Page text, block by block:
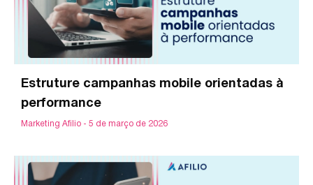
Estruture campanhas mobile orientadas à
performance
Marketing Afilio 5 de março de 2026